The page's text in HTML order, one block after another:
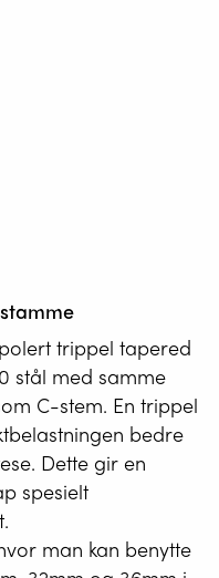
trippel tapered
stål med samme
C-stem. En trippel
bedre
Dette gir en
spesielt
man kan benytte